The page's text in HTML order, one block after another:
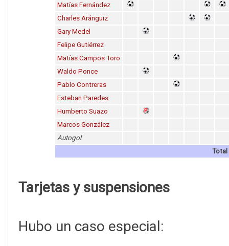
Matías Fernández
Charles Aránguiz
Gary Medel
Felipe Gutiérrez
Matías Campos Toro
Waldo Ponce
Pablo Contreras
Esteban Paredes
Humberto Suazo
Marcos González
Autogol
Total
Tarjetas y suspensiones
Hubo un caso especial: